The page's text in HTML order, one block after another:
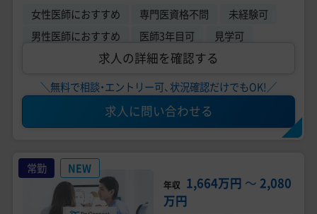
女性医師におすすめ 専門医資格不問
未経験可
男性医師におすすめ
医師3年目可 見学可
求人の詳細を確認する
＼無料で相談・エントリー可、状況確認だけでもOK!／
求人に問い合わせる
常勤 NEW
年収 1,664万円 〜 2,080
万円